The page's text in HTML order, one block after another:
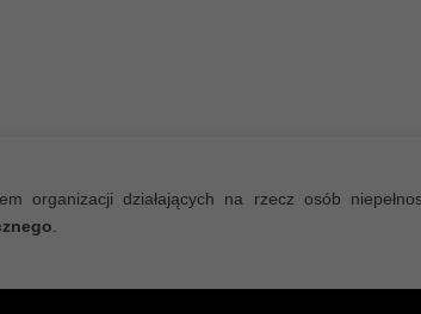
organizacji działających na rzecz osób
.